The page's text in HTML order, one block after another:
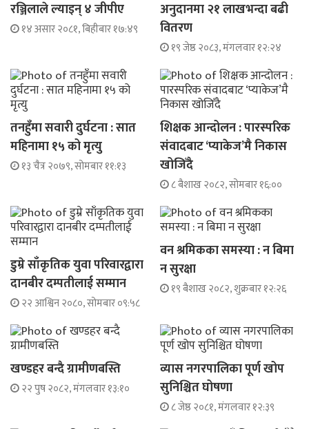
रञ्जिलाले ल्याइन् ४ जीपीए
१४ असार २०८१, बिहीबार १७:४९
अनुदानमा २१ लाखभन्दा बढी
वितरण
१९ जेष्ठ २०८३, मंगलवार १२:२४
तनहुँमा सवारी दुर्घटना : सात
महिनामा १५ को मृत्यु
१३ चैत्र २०७९, सोमबार ११:१३
शिक्षक आन्दोलन : पारस्परिक
संवादबाट ‘प्याकेज’मै निकास
खोजिँदै
८ बैशाख २०८२, सोमबार १६:००
डुम्रे साँकृतिक युवा परिवारद्वारा
दानबीर दम्पतीलाई सम्मान
२२ आश्विन २०८०, सोमबार ०९:५८
वन श्रमिकका समस्या : न बिमा
न सुरक्षा
१९ बैशाख २०८२, शुक्रबार १२:२६
खण्डहर बन्दै ग्रामीणबस्ति
२२ पुष २०८२, मंगलवार १३:१०
व्यास नगरपालिका पूर्ण खोप
सुनिश्चित घोषणा
८ जेष्ठ २०८१, मंगलवार १२:३९